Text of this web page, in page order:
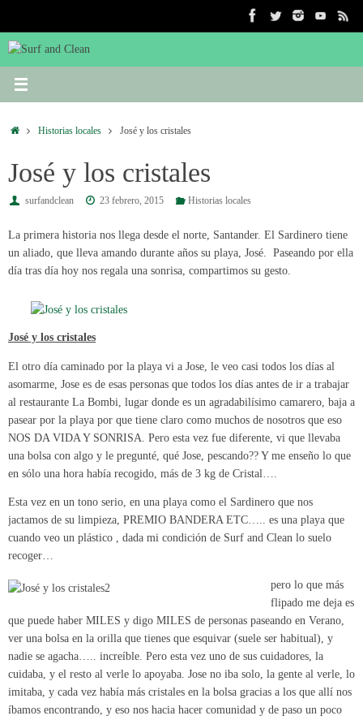
contenido
InicioHistorias locales José y los cristales
José y los cristales
surfandclean 23 febrero, 2015 Historias locales
La primera historia nos llega desde el norte, Santander. El Sardinero tiene
un aliado, que lleva amando durante años su playa, José. Paseando por ella
día tras día hoy nos regala una sonrisa, compartimos su gesto.
José y los cristales
El otro día caminado por la playa vi a Jose, le veo casi todos los días al
asomarme, Jose es de esas personas que todos los días antes de ir a trabajar
al restaurante La Bombi, lugar donde es un agradabilísimo camarero, baja a
pasear por la playa por que tiene claro como muchos de nosotros que eso
NOS DA VIDA Y SONRISA. Pero esta vez fue diferente, vi que llevaba
una bolsa con algo y le pregunté, qué Jose, pescando?? Y me enseño lo que
en sólo una hora había recogido, más de 3 kg de Cristal….
Esta vez en un tono serio, en una playa como el Sardinero que nos
jactamos de su limpieza, PREMIO BANDERA ETC….. es una playa que
cuando veo un plástico , dada mi condición de Surf and Clean lo suelo
recoger…
pero lo que más
flipado me deja es
que puede haber MILES y digo MILES de personas paseando en Verano,
ver una bolsa en la orilla que tienes que esquivar (suele ser habitual), y
nadie se agacha….. increíble. Pero esta vez uno de sus cuidadores, la
cuidaba, y el resto al verle lo apoyaba. Jose no iba solo, la gente al verle, lo
imitaba, y cada vez había más cristales en la bolsa gracias a los que allí nos
íbamos encontrando, y eso nos hacia hacer comunidad y de paso un poco